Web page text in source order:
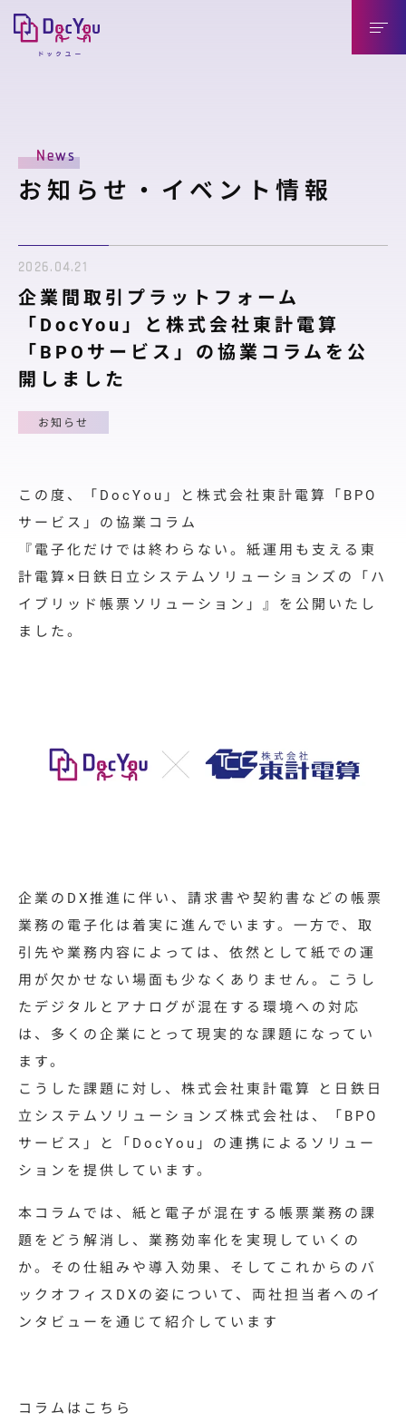
資料ダウンロード
導入のメリット
導入企業様（送信側）
機能紹介
連携製品
料金プラン
取引先展開
サポート
導入事例
ユースケース
セミナー情報
お知らせ・イベント情報
News
お知らせ・イベント情報
2026.04.21
企業間取引プラットフォーム
「DocYou」と株式会社東計電算
「BPOサービス」の協業コラムを公
開しました
お知らせ
この度、「DocYou」と株式会社東計電算「BPO
サービス」の協業コラム
『電子化だけでは終わらない。紙運用も支える東
計電算×日鉄日立システムソリューションズの「ハ
イブリッド帳票ソリューション」』を公開いたし
ました。
企業のDX推進に伴い、請求書や契約書などの帳票
業務の電子化は着実に進んでいます。一方で、取
引先や業務内容によっては、依然として紙での運
用が欠かせない場面も少なくありません。こうし
たデジタルとアナログが混在する環境への対応
は、多くの企業にとって現実的な課題になってい
ます。
こうした課題に対し、 株式会社東計電算
と日鉄日
立システムソリューションズ株式会社は、「BPO
サービス」と「DocYou」の連携によるソリュー
ションを提供しています。
本コラムでは、紙と電子が混在する帳票業務の課
題をどう解消し、業務効率化を実現していくの
か。その仕組みや導入効果、そしてこれからのバ
ックオフィスDXの姿について、両社担当者へのイ
ンタビューを通じて紹介しています
コラムはこちら